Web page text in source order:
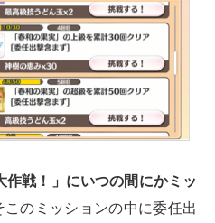
作戦！」にいつの間にかミッ
このミッションの中に委任出